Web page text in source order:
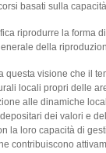
basati sulla
riprodurre la forma
della
questa visione che il
locali propri delle
alle dinamiche
dei valori e
la loro capacità di
contribuiscono